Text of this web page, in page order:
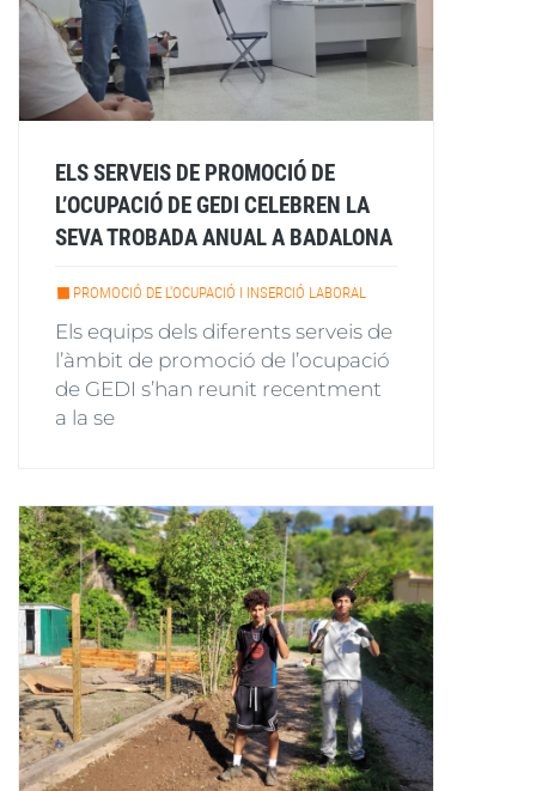
ELS SERVEIS DE PROMOCIÓ DE
L’OCUPACIÓ DE GEDI CELEBREN LA
SEVA TROBADA ANUAL A BADALONA
PROMOCIÓ DE L'OCUPACIÓ I INSERCIÓ LABORAL
Els equips dels diferents serveis de
l’àmbit de promoció de l’ocupació
de GEDI s’han reunit recentment
a la se